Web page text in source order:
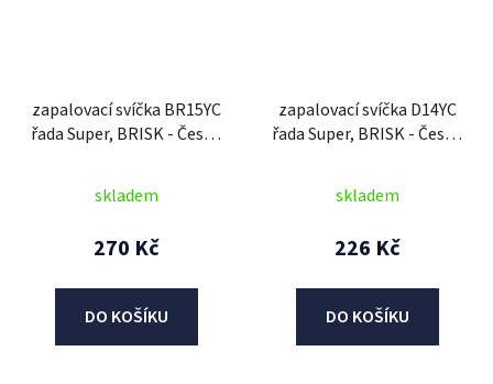
zapalovací svíčka BR15YC
řada Super, BRISK - Česká
skladem
270 Kč
DO KOŠÍKU
zapalovací svíčka D14YC
řada Super, BRISK - Česká
skladem
226 Kč
DO KOŠÍKU